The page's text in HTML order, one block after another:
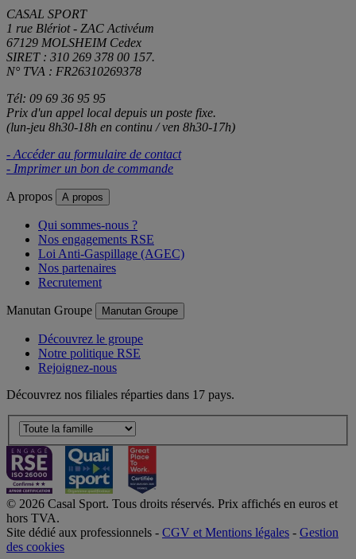
CASAL SPORT
1 rue Blériot - ZAC Activéum
67129 MOLSHEIM Cedex
SIRET : 310 269 378 00 157.
N° TVA : FR26310269378
Tél: 09 69 36 95 95
Prix d'un appel local depuis un poste fixe.
(lun-jeu 8h30-18h en continu / ven 8h30-17h)
- Accéder au formulaire de contact
- Imprimer un bon de commande
A propos A propos
Qui sommes-nous ?
Nos engagements RSE
Loi Anti-Gaspillage (AGEC)
Nos partenaires
Recrutement
Manutan Groupe Manutan Groupe
Découvrez le groupe
Notre politique RSE
Rejoignez-nous
Découvrez nos filiales réparties dans 17 pays.
© 2026 Casal Sport. Tous droits réservés. Prix affichés en euros et
hors TVA.
Site dédié aux professionnels - CGV et Mentions légales - Gestion
des cookies